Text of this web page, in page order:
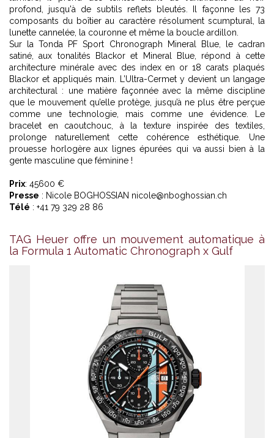
profond, jusqu'à de subtils reflets bleutés. Il façonne les 73
composants du boîtier au caractère résolument scumptural, la
lunette cannelée, la couronne et même la boucle ardillon.
Sur la Tonda PF Sport Chronograph Mineral Blue, le cadran
satiné, aux tonalités Blackor et Mineral Blue, répond à cette
architecture minérale avec des index en or 18 carats plaqués
Blackor et appliqués main. L’Ultra-Cermet y devient un langage
architectural : une matière façonnée avec la même discipline
que le mouvement qu’elle protège, jusqu’à ne plus être perçue
comme une technologie, mais comme une évidence. Le
bracelet en caoutchouc, à la texture inspirée des textiles,
prolonge naturellement cette cohérence esthétique. Une
prouesse horlogère aux lignes épurées qui va aussi bien à la
gente masculine que féminine !
Prix: 45600 €
Presse : Nicole BOGHOSSIAN nicole@nboghossian.ch
Télé : +41 79 329 28 86
TAG Heuer offre un mouvement automatique à
la Formula 1 Automatic Chronograph x Gulf